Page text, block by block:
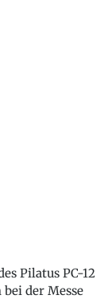
Pilatus PC-12
der Messe